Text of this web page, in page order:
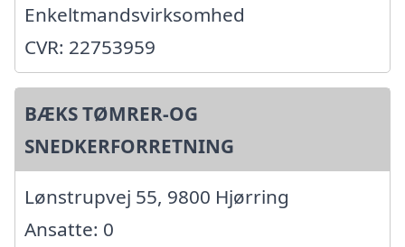
Enkeltmandsvirksomhed
CVR: 22753959
BÆKS TØMRER-OG
SNEDKERFORRETNING
Lønstrupvej 55, 9800 Hjørring
Ansatte: 0